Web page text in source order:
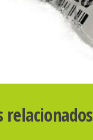
relacionados